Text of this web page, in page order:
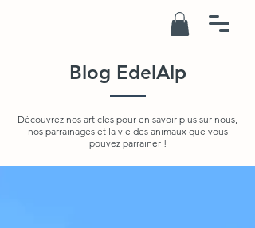
Blog EdelAlp
Découvrez nos articles pour en savoir plus sur nous,
nos parrainages et la vie des animaux que vous
pouvez parrainer !